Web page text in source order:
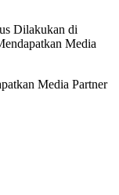
Dilakukan di
Media
Media Partner